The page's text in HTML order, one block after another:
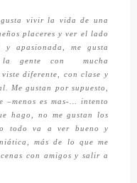
vivir la vida de una
placeres y ver el lado
apasionada, me gusta
la gente con
mucha
diferente, con clase y
Me gustan por supuesto,
–menos es mas-… intento
hago, no me gustan los
todo va a ver bueno y
más de lo que me
con amigos y salir a